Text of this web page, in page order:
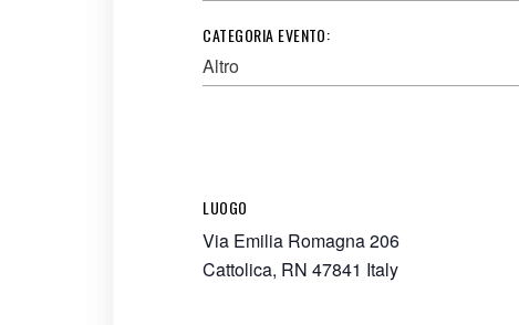
CATEGORIA EVENTO:
Altro
LUOGO
Via Emilia Romagna 206
Cattolica, RN 47841 Italy